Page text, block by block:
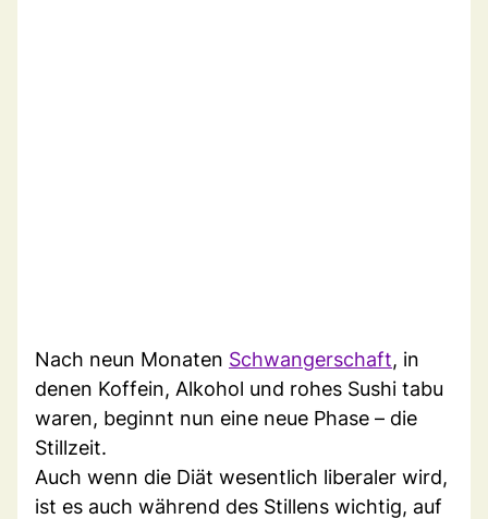
Nach neun Monaten Schwangerschaft, in
denen Koffein, Alkohol und rohes Sushi tabu
waren, beginnt nun eine neue Phase – die
Stillzeit.
Auch wenn die Diät wesentlich liberaler wird,
ist es auch während des Stillens wichtig, auf